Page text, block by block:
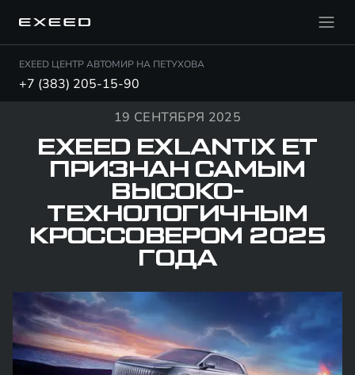
EXEED ЦЕНТР АВТОМИР НА ПЕТУХОВА
+7 (383) 205-15-90
19 СЕНТЯБРЯ 2025
EXEED EXLANTIX ET
ПРИЗНАН САМЫМ
ВЫСОКО­
ТЕХНОЛОГИЧНЫМ
КРОССОВЕРОМ 2025
ГОДА